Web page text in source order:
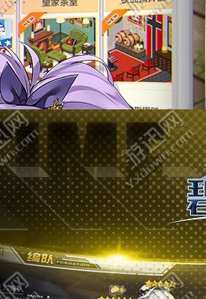
最新角色扮演
修心仙途